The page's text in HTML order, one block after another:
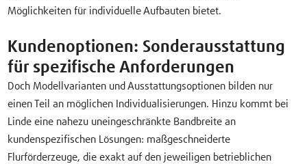
Möglichkeiten für individuelle Aufbauten bietet.
Kundenoptionen: Sonderausstattung
für spezifische Anforderungen
Doch Modellvarianten und Ausstattungsoptionen bilden nur
einen Teil an möglichen Individualisierungen. Hinzu kommt bei
Linde eine nahezu uneingeschränkte Bandbreite an
kundenspezifischen Lösungen: maßgeschneiderte
Flurförderzeuge, die exakt auf den jeweiligen betrieblichen